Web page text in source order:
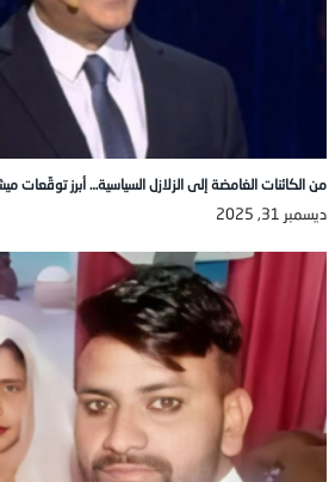
من الكائنات الغامضة إلى الزلازل السياسية… أبرز توقّعات
ديسمبر 31, 2025